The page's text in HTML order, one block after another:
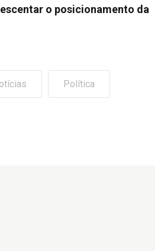
o posicionamento da
Política